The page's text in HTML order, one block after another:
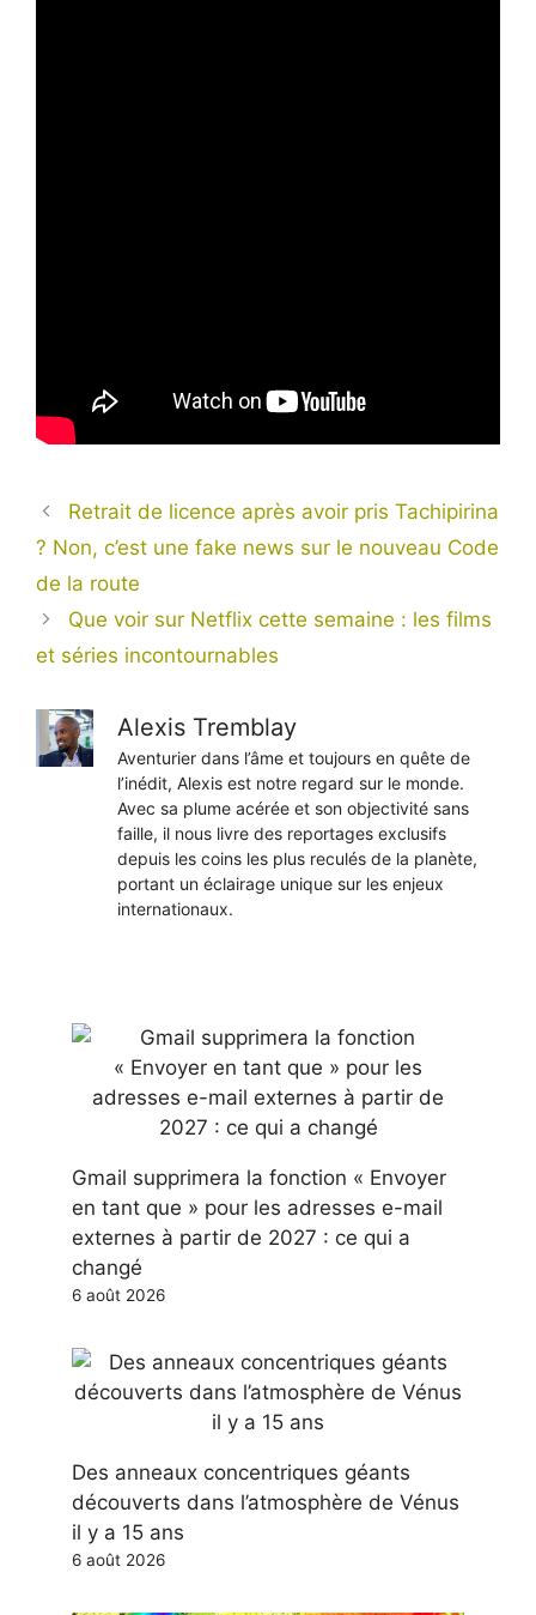
Retrait de licence après avoir pris Tachipirina
? Non, c’est une fake news sur le nouveau Code
de la route
Que voir sur Netflix cette semaine : les films
et séries incontournables
Alexis Tremblay
Aventurier dans l’âme et toujours en quête de
l’inédit, Alexis est notre regard sur le monde.
Avec sa plume acérée et son objectivité sans
faille, il nous livre des reportages exclusifs
depuis les coins les plus reculés de la planète,
portant un éclairage unique sur les enjeux
internationaux.
Gmail supprimera la fonction « Envoyer
en tant que » pour les adresses e-mail
externes à partir de 2027 : ce qui a
changé
6 août 2026
Des anneaux concentriques géants
découverts dans l’atmosphère de Vénus
il y a 15 ans
6 août 2026